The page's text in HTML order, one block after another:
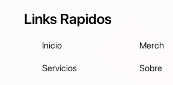
Links Rapidos
Inicio
Servicios
Merch
Sobre